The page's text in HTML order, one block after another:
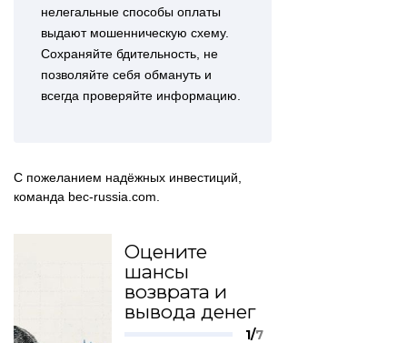
нелегальные способы оплаты
выдают мошенническую схему.
Сохраняйте бдительность, не
позволяйте себя обмануть и
всегда проверяйте информацию.
С пожеланием надёжных инвестиций,
команда bec-russia.com.
Оцените
шансы
возврата и
вывода денег
1/7